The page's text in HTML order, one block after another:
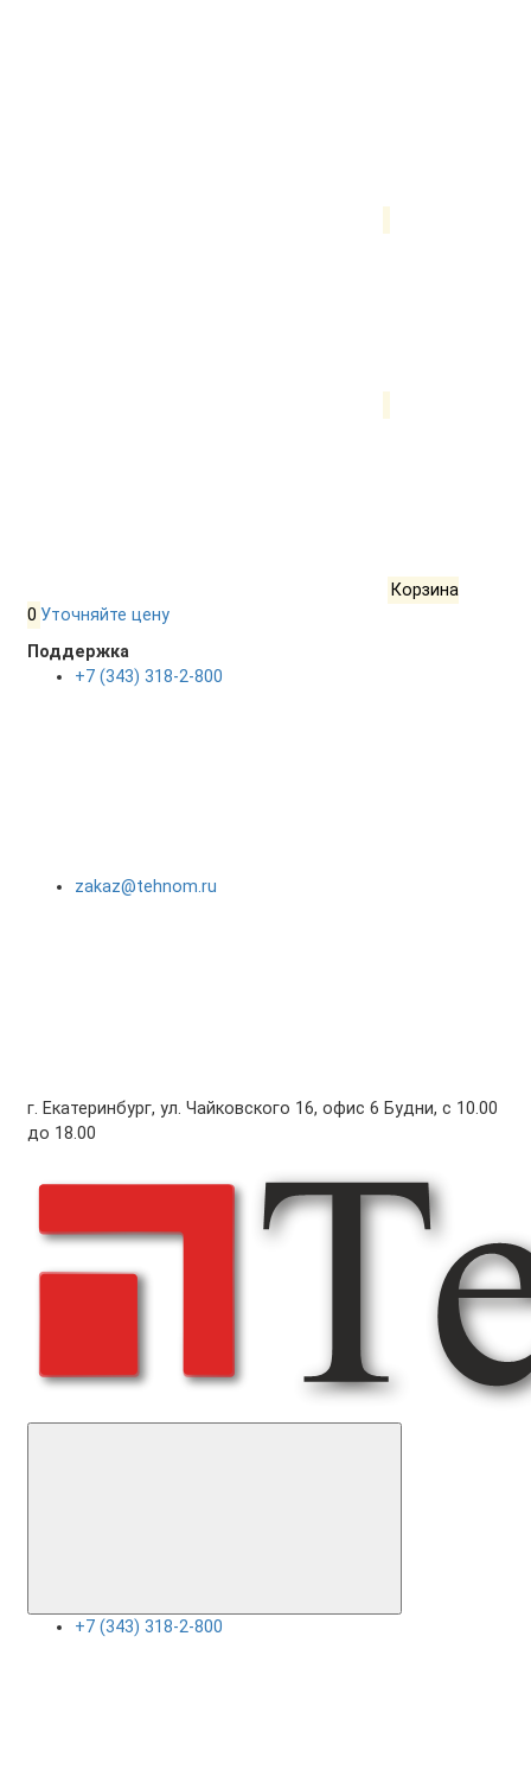
Корзина
0 Уточняйте цену
Поддержка
+7 (343) 318-2-800
zakaz@tehnom.ru
г. Екатеринбург, ул. Чайковского 16, офис 6 Будни, с 10.00
до 18.00
+7 (343) 318-2-800